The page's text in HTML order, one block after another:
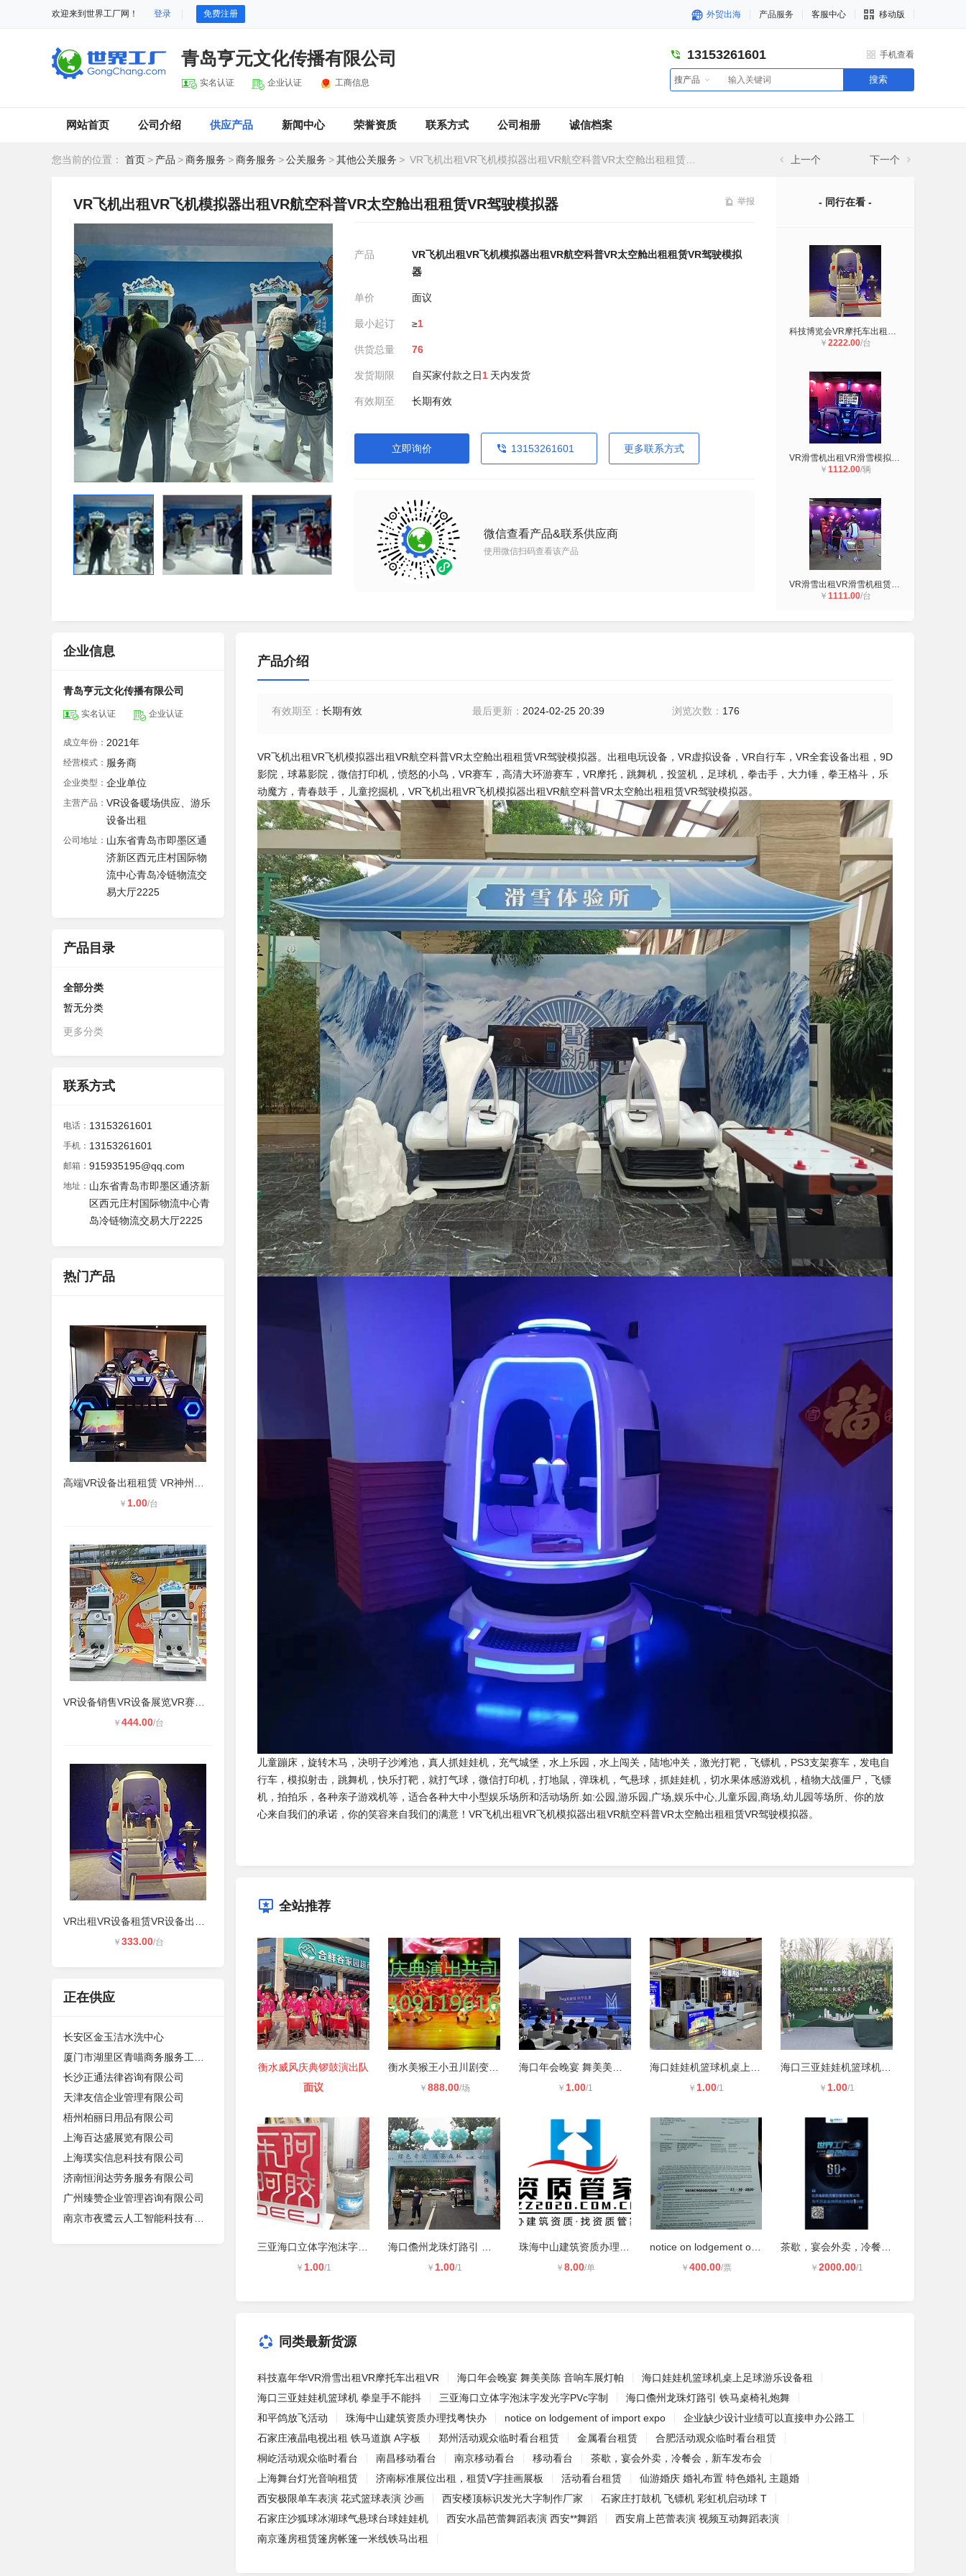
欢迎来到世界工厂网！ 登录 免费注册 外贸出海 产品服务 客服中心 移动版
青岛亨元文化传播有限公司
实名认证 企业认证 工商信息
13153261601 手机查看
搜产品 搜索
网站首页 公司介绍 供应产品 新闻中心 荣誉资质 联系方式 公司相册 诚信档案
您当前的位置： 首页 > 产品 >商务服务 >商务服务 >公关服务 >其他公关服务 > VR飞机出租VR飞机模拟器出租VR航空科普VR太空舱出租租赁VR驾驶模拟器 上一个 下一个
VR飞机出租VR飞机模拟器出租VR航空科普VR太空舱出租租赁VR驾驶模拟器 举报
产品
VR飞机出租VR飞机模拟器出租VR航空科普VR太空舱出租租赁VR驾驶模拟
器
单价 面议
最小起订 ≥1
供货总量 76
发货期限 自买家付款之日1 天内发货
有效期至 长期有效
立即询价 13153261601 更多联系方式
微信查看产品&联系供应商
使用微信扫码查看该产品
- 同行在看 -
科技博览会VR摩托车出租VR滑雪机出租
￥ 2222.00/台
VR滑雪机出租VR滑雪模拟器VR赛车会展
￥ 1112.00/辆
VR滑雪出租VR滑雪机租赁VR滑雪模拟器
￥ 1111.00/台
企业信息
青岛亨元文化传播有限公司
实名认证 企业认证
成立年份： 2021年
经营模式： 服务商
企业类型： 企业单位
主营产品： VR设备暖场供应、游乐
设备出租
公司地址： 山东省青岛市即墨区通
济新区西元庄村国际物
流中心青岛冷链物流交
易大厅2225
产品目录
全部分类
暂无分类
更多分类
联系方式
电话： 13153261601
手机： 13153261601
邮箱： 915935195@qq.com
地址： 山东省青岛市即墨区通济新
区西元庄村国际物流中心青
岛冷链物流交易大厅2225
热门产品
￥ 1.00/台
￥ 444.00/台
￥ 333.00/台
正在供应
长安区金玉洁水洗中心
长沙正通法律咨询有限公司
天津友信企业管理有限公司
梧州柏丽日用品有限公司
上海百达盛展览有限公司
上海璞实信息科技有限公司
济南恒润达劳务服务有限公司
广州臻赞企业管理咨询有限公司
产品介绍
有效期至 ： 长期有效 最后更新： 2024-02-25 20:39 浏览次数 ： 176
VR飞机出租VR飞机模拟器出租VR航空科普VR太空舱出租租赁VR驾驶模拟器。 出租电玩设备，VR虚拟设备，VR自行车，VR全套设备出租，9D
影院，球幕影院，微信打印机，愤怒的小鸟，VR赛车，高清大环游赛车，VR摩托，跳舞机，投篮机，足球机，拳击手，大力锤，拳王格斗，乐
动魔方，青春鼓手，儿童挖掘机， VR飞机出租VR飞机模拟器出租VR航空科普VR太空舱出租租赁VR驾驶模拟器。
儿童蹦床，旋转木马，决明子沙滩池，真人抓娃娃机，充气城堡，水上乐园，水上闯关，陆地冲关，激光打靶，飞镖机，PS3支架赛车，发电自
行车，模拟射击，跳舞机，快乐打靶，就打气球，微信打印机，打地鼠，弹珠机，气悬球，抓娃娃机，切水果体感游戏机，植物大战僵尸，飞镖
机，拍拍乐，各种亲子游戏机等，适合各种大中小型娱乐场所和活动场所.如:公园,游乐园,广场,娱乐中心,儿童乐园,商场,幼儿园等场所、你的放
心来自我们的承诺，你的笑容来自我们的满意！ VR飞机出租VR飞机模拟器出租VR航空科普VR太空舱出租租赁VR驾驶模拟器。
全站推荐
衡水威风庆典锣鼓演出队
面议
￥ 888.00/场 ￥ 1.00/1 ￥ 1.00/1 ￥ 1.00/1
￥ 1.00/1 ￥ 1.00/1 ￥ 8.00/单 ￥ 400.00/票 ￥ 2000.00/1
同类最新货源
科技嘉年华VR滑雪出租VR摩托车出租VR 海口年会晚宴 舞美美陈 音响车展灯帕
海口娃娃机篮球机桌上足球游乐设备租
海口三亚娃娃机篮球机 拳皇手不能抖
三亚海口立体字泡沫字发光字PVc字制
海口儋州龙珠灯路引 铁马桌椅礼炮舞
和平鸽放飞活动
珠海中山建筑资质办理找粤快办 notice on lodgement of import expo
企业缺少设计业绩可以直接申办公路工
石家庄液晶电视出租 铁马道旗 A字板
郑州活动观众临时看台租赁 金属看台租赁
合肥活动观众临时看台租赁
桐屹活动观众临时看台
南昌移动看台 南京移动看台 移动看台
茶歇，宴会外卖，冷餐会，新车发布会
上海舞台灯光音响租赁
济南标准展位出租，租赁V字挂画展板 活动看台租赁
仙游婚庆 婚礼布置 特色婚礼 主题婚
西安极限单车表演 花式篮球表演 沙画
西安楼顶标识发光大字制作厂家
石家庄打鼓机 飞镖机 彩虹机启动球 T
石家庄沙狐球冰湖球气悬球台球娃娃机
西安水晶芭蕾舞蹈表演 西安**舞蹈
西安肩上芭蕾表演 视频互动舞蹈表演
南京蓬房租赁篷房帐篷一米线铁马出租